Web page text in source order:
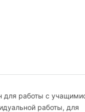
для работы с
работы, для